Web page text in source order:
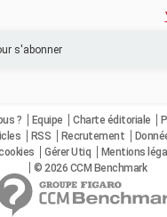
? Equipe Charte éditoriale
RSS Recrutement
Gérer Utiq Mentions
© 2026 CCM Benchmark